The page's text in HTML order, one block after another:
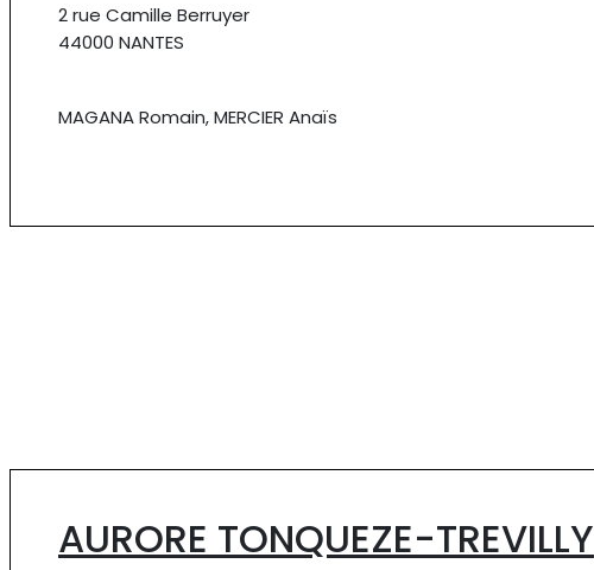
2 rue Camille Berruyer
44000 NANTES
MAGANA Romain, MERCIER Anaïs
AURORE TONQUEZE-TREVILLY